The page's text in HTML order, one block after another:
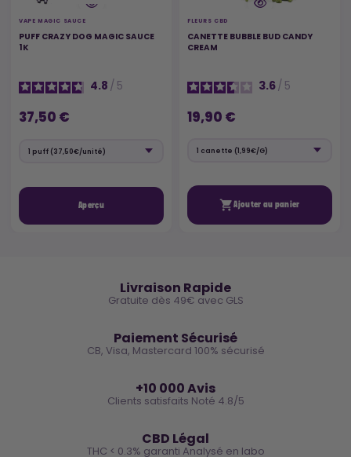
VAPE MAGIC SAUCE
PUFF CRAZY DOG MAGIC SAUCE
1K
4.8 / 5
37,50 €
Aperçu
FLEURS CBD
CANETTE BUBBLE BUD CANDY
CREAM
3.6/ 5
19,90 €
Ajouter au panier
Livraison Rapide
Gratuite dès 49€ avec GLS
Paiement Sécurisé
CB, Visa, Mastercard 100% sécurisé
+10 000 Avis
Clients satisfaits Noté 4.8/5
CBD Légal
THC < 0.3% garanti Analysé en labo